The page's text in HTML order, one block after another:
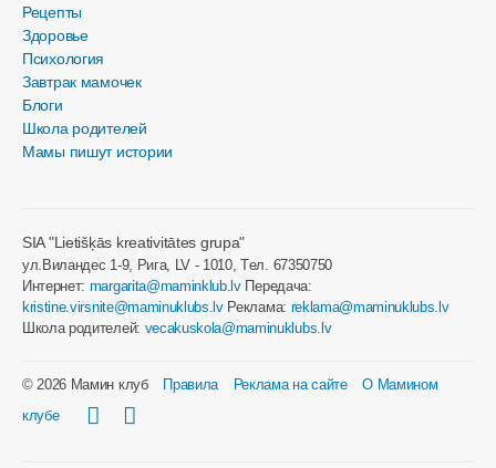
Рецепты
Здоровье
Психология
Завтрак мамочек
Блоги
Школа родителей
Мамы пишут истории
SIA "Lietišķās kreativitātes grupa"
ул.Виландес 1-9, Рига, LV - 1010, Tел. 67350750
Интернет: margarita@maminklub.lvПередача:
kristine.virsnite@maminuklubs.lvРеклама: reklama@maminuklubs.lv
Школа родителей: vecakuskola@maminuklubs.lv
© 2026 Мамин клуб Правила Реклама на сайте
О Мамином
клубе